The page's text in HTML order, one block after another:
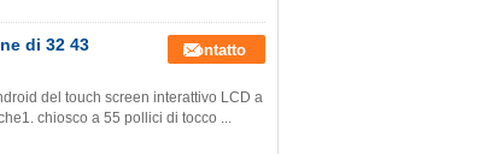
di 32 43
Contatto
del touch screen interattivo LCD a
chiosco a 55 pollici di tocco ...